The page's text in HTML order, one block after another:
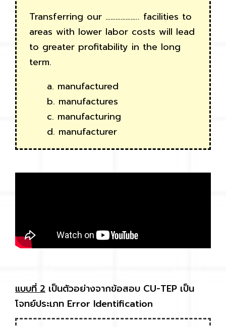
Transferring our ……………….. facilities to
areas with lower labor costs will lead
to greater profitability in the long
term.
a. manufactured
b. manufactures
c. manufacturing
d. manufacturer
แบบที่ 2 เป็นตัวอย่างจากข้อสอบ CU-TEP เป็น
โจทย์ประเภท Error Identification